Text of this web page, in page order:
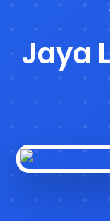
Jaya